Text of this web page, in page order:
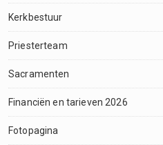
Kerkbestuur
Priesterteam
Sacramenten
Financiën en tarieven 2026
Fotopagina